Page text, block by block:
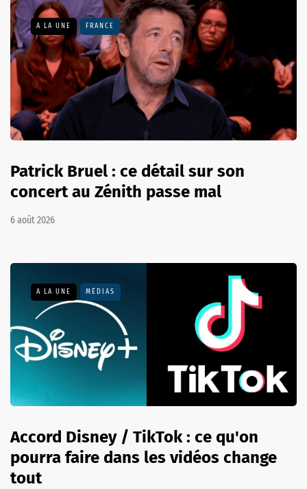
A LA UNE FRANCE
Patrick Bruel : ce détail sur son
concert au Zénith passe mal
6 août 2026
A LA UNE MÉDIAS
Accord Disney / TikTok : ce qu'on
pourra faire dans les vidéos change
tout